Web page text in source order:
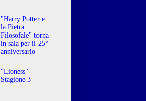
"Harry Potter e
la Pietra
Filosofale" torna
in sala per il 25°
anniversario
"Lioness" -
Stagione 3